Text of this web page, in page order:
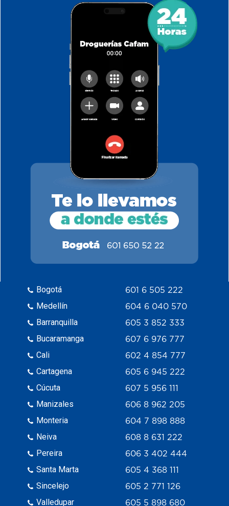
Bogotá
Medellín
Barranquilla
Bucaramanga
Cali
Cartagena
Cúcuta
Manizales
Monteria
Neiva
Pereira
Santa Marta
Sincelejo
Valledupar
601 6 505 222
604 6 040 570
605 3 852 333
607 6 976 777
602 4 854 777
605 6 945 222
607 5 956 111
606 8 962 205
604 7 898 888
608 8 631 222
606 3 402 444
605 4 368 111
605 2 771 126
605 5 898 680